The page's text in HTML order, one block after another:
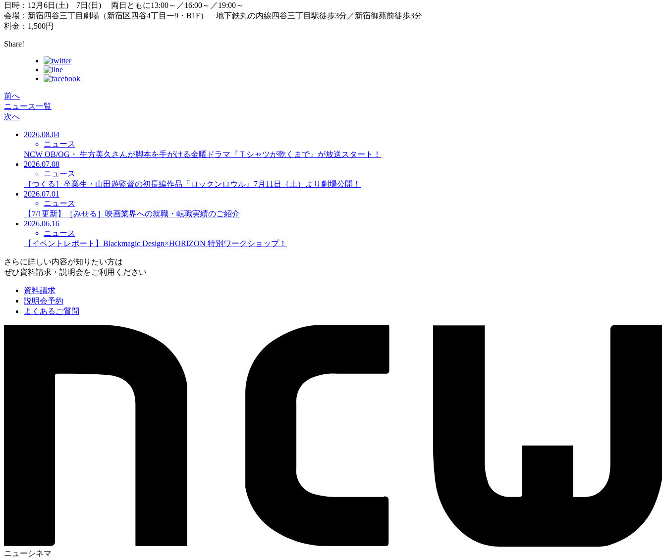
日時：12月6日(土) 7日(日) 両日ともに13:00～／16:00～／19:00～
会場：新宿四谷三丁目劇場（新宿区四谷4丁目ー9・B1F） 地下鉄丸の内線四谷三丁目駅徒歩3分／新宿御苑前徒歩3分
料金：1,500円
Share!
前へ
ニュース一覧
次へ
2026.08.04
ニュース
NCW OB/OG・ 生方美久さんが脚本を手がける金曜ドラマ『Ｔシャツが乾くまで』が放送スタート！
2026.07.08
ニュース
［つくる］卒業生・山田遊監督の初長編作品『ロックンロウル』7月11日（土）より劇場公開！
2026.07.01
ニュース
【7/1更新】［みせる］映画業界への就職・転職実績のご紹介
2026.06.16
ニュース
【イベントレポート】Blackmagic Design×HORIZON 特別ワークショップ！
さらに詳しい内容が知りたい方は
ぜひ資料請求・説明会をご利用ください
資料請求
説明会予約
よくあるご質問
ニューシネマ